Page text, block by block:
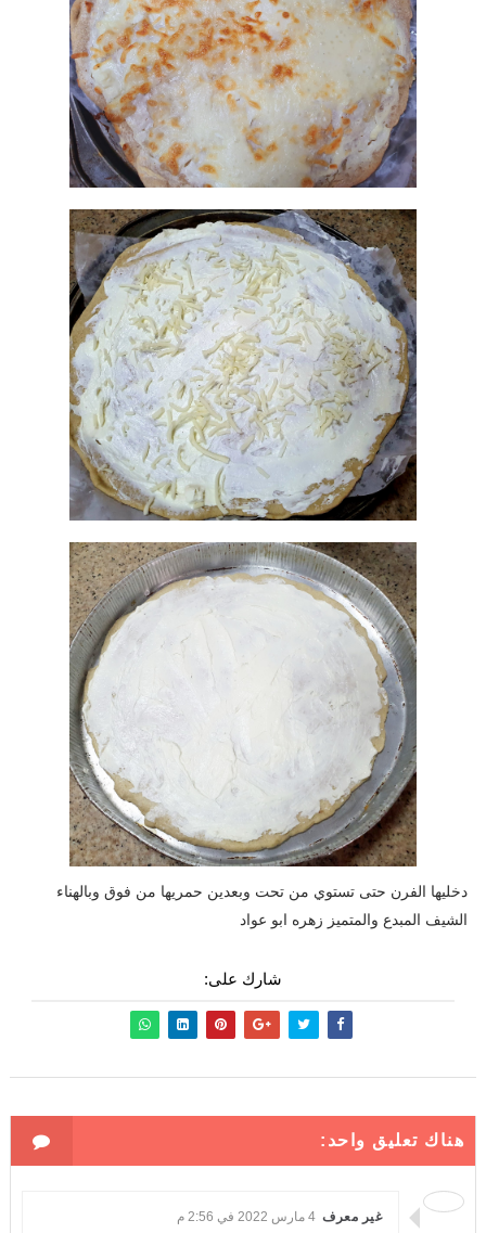
دخليها الفرن حتى تستوي من تحت وبعدين حمريها من فوق وبالهناء
الشيف المبدع والمتميز زهره ابو عواد
شارك على:
هناك تعليق واحد:
غير معرف 4 مارس 2022 في 2:56 م